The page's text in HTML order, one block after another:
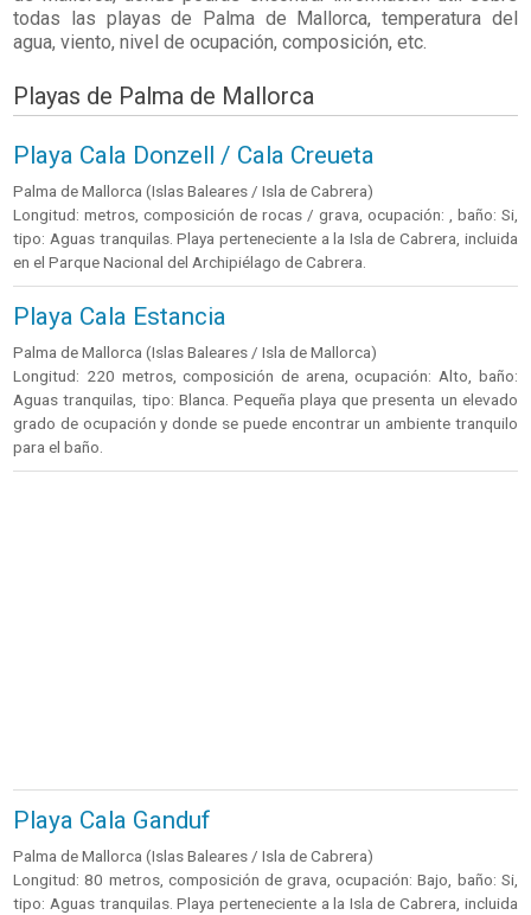
todas las playas de Palma de Mallorca, temperatura del
agua, viento, nivel de ocupación, composición, etc.
Playas de Palma de Mallorca
Playa Cala Donzell / Cala Creueta
Palma de Mallorca (Islas Baleares / Isla de Cabrera)
Longitud: metros, composición de rocas / grava, ocupación: , baño: Si,
tipo: Aguas tranquilas. Playa perteneciente a la Isla de Cabrera, incluida
en el Parque Nacional del Archipiélago de Cabrera.
Playa Cala Estancia
Palma de Mallorca (Islas Baleares / Isla de Mallorca)
Longitud: 220 metros, composición de arena, ocupación: Alto, baño:
Aguas tranquilas, tipo: Blanca. Pequeña playa que presenta un elevado
grado de ocupación y donde se puede encontrar un ambiente tranquilo
para el baño.
Playa Cala Ganduf
Palma de Mallorca (Islas Baleares / Isla de Cabrera)
Longitud: 80 metros, composición de grava, ocupación: Bajo, baño: Si,
tipo: Aguas tranquilas. Playa perteneciente a la Isla de Cabrera, incluida